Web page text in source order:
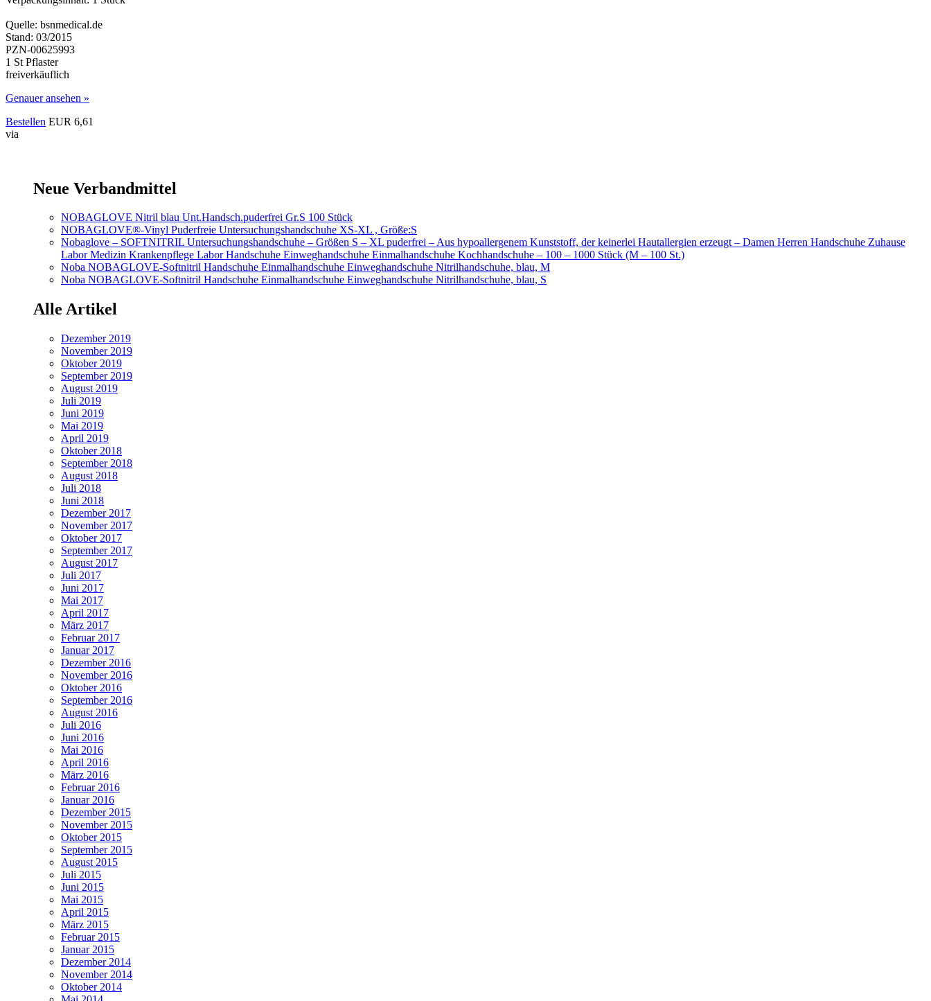
Quelle: bsnmedical.de
Stand: 03/2015
PZN-00625993
1 St Pflaster
freiverkäuflich
Genauer ansehen »
Bestellen EUR 6,61
via
Neue Verbandmittel
NOBAGLOVE Nitril blau Unt.Handsch.puderfrei Gr.S 100 Stück
NOBAGLOVE®-Vinyl Puderfreie Untersuchungshandschuhe XS-XL , Größe:S
Nobaglove – SOFTNITRIL Untersuchungshandschuhe – Größen S – XL puderfrei – Aus hypoallergenem Kunststoff, der keinerlei Hautallergien erzeugt – Damen Herren Handschuhe Zuhause
Labor Medizin Krankenpflege Labor Handschuhe Einweghandschuhe Einmalhandschuhe Kochhandschuhe – 100 – 1000 Stück (M – 100 St.)
Noba NOBAGLOVE-Softnitril Handschuhe Einmalhandschuhe Einweghandschuhe Nitrilhandschuhe, blau, M
Noba NOBAGLOVE-Softnitril Handschuhe Einmalhandschuhe Einweghandschuhe Nitrilhandschuhe, blau, S
Alle Artikel
Dezember 2019
November 2019
Oktober 2019
September 2019
August 2019
Juli 2019
Juni 2019
Mai 2019
April 2019
Oktober 2018
September 2018
August 2018
Juli 2018
Juni 2018
Dezember 2017
November 2017
Oktober 2017
September 2017
August 2017
Juli 2017
Juni 2017
Mai 2017
April 2017
März 2017
Februar 2017
Januar 2017
Dezember 2016
November 2016
Oktober 2016
September 2016
August 2016
Juli 2016
Juni 2016
Mai 2016
April 2016
März 2016
Februar 2016
Januar 2016
Dezember 2015
November 2015
Oktober 2015
September 2015
August 2015
Juli 2015
Juni 2015
Mai 2015
April 2015
März 2015
Februar 2015
Januar 2015
Dezember 2014
November 2014
Oktober 2014